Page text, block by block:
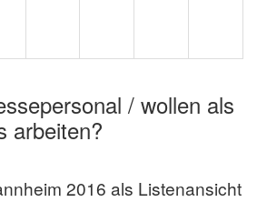
/ wollen als
arbeiten?
2016 als Listenansicht